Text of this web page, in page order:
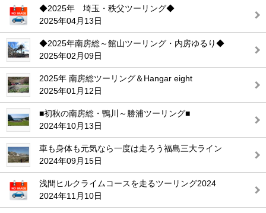
◆2025年 埼玉・秩父ツーリング◆
2025年04月13日
◆2025年南房総～館山ツーリング・内房ゆるり◆
2025年02月09日
2025年 南房総ツーリング＆Hangar eight
2025年01月12日
■初秋の南房総・鴨川～勝浦ツーリング■
2024年10月13日
車も身体も元気なら一度は走ろう福島三大ライン
2024年09月15日
浅間ヒルクライムコースを走るツーリング2024
2024年11月10日